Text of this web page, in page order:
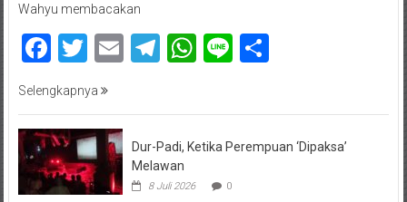
Wahyu membacakan
Facebook
Twitter
EmailTelegram
WhatsApp
LineShare
Selengkapnya
Dur-Padi, Ketika Perempuan ‘Dipaksa’
Melawan
8 Juli 2026 0